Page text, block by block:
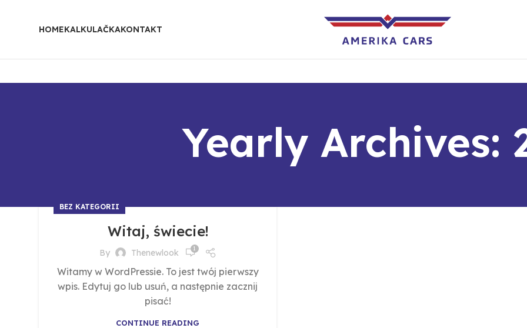
HOMEKALKULAČKAKONTAKT
Yearly Archives:
BEZ KATEGORII
Witaj, świecie!
By Thenewlook 1
Witamy w WordPressie. To jest twój pierwszy
wpis. Edytuj go lub usuń, a następnie zacznij
pisać!
CONTINUE READING